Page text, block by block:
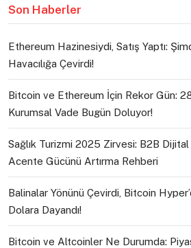
Son Haberler
Ethereum Hazinesiydi, Satış Yaptı:
Havacılığa Çevirdi!
Bitcoin ve Ethereum İçin Rekor Gün:
Kurumsal Vade Bugün Doluyor!
Sağlık Turizmi 2025 Zirvesi: B2B
Acente Gücünü Artırma Rehberi
Balinalar Yönünü Çevirdi, Bitcoin
Dolara Dayandı!
Bitcoin ve Altcoinler Ne Durumda: